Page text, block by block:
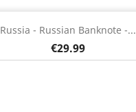
Russia - Russian Banknote -...
€29.99
Quick view